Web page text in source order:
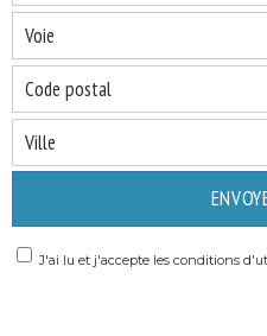
J'ai lu et j'accepte les conditions